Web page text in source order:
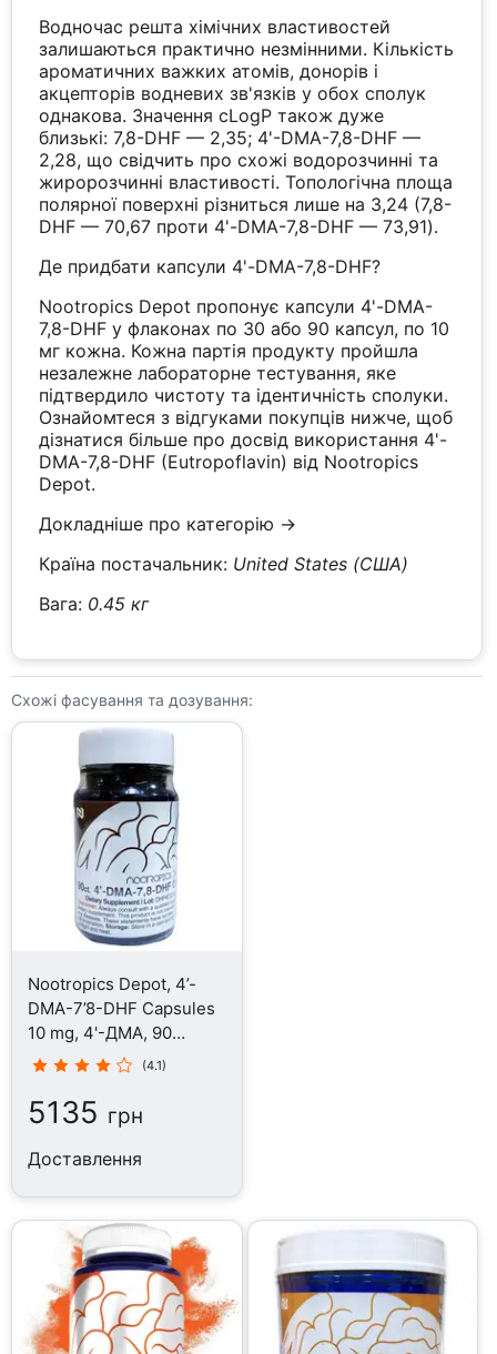
Водночас решта хімічних властивостей
залишаються практично незмінними. Кількість
ароматичних важких атомів, донорів і
акцепторів водневих зв'язків у обох сполук
однакова. Значення cLogP також дуже
близькі: 7,8-DHF — 2,35; 4'-DMA-7,8-DHF —
2,28, що свідчить про схожі водорозчинні та
жиророзчинні властивості. Топологічна площа
полярної поверхні різниться лише на 3,24 (7,8-
DHF — 70,67 проти 4'-DMA-7,8-DHF — 73,91).
Де придбати капсули 4'-DMA-7,8-DHF?
Nootropics Depot пропонує капсули 4'-DMA-
7,8-DHF у флаконах по 30 або 90 капсул, по 10
мг кожна. Кожна партія продукту пройшла
незалежне лабораторне тестування, яке
підтвердило чистоту та ідентичність сполуки.
Ознайомтеся з відгуками покупців нижче, щоб
дізнатися більше про досвід використання 4'-
DMA-7,8-DHF (Eutropoflavin) від Nootropics
Depot.
Докладніше про категорію →
Країна постачальник: United States (США)
Вага: 0.45 кг
Схожі фасування та дозування:
Nootropics Depot, 4’-
DMA-7’8-DHF Capsules
10 mg, 4'-ДМА, 90
капсул
(4.1)
5135 грн
Доставлення